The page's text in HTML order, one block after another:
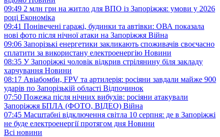
09:49 2 млн грн на житло для ВПО із Запоріжжя: умови у 2026
році Економіка
09:41 Понівечені гаражі, будинки та автівки: ОВА показала
нові фото після нічної атаки на Запоріжжя Війна
09:06 Запорізькі енергетики закликають споживачів своєчасно
сплатити за використану електроенергію Новини
08:35 У Запоріжжі чоловік відкрив стрілянину біля закладу
харчування Новини
08:17 Авіабомби, FPV та артилерія: росіяни завдали майже 900
ударів по Запорізькій області Відпочинок
07:50 Пожежа після нічних вибухів: росіяни атакували
Запоріжжя БПЛА (ФОТО, ВІДЕО) Війна
07:45 Масштабні відключення світла 10 серпня: де в Запоріжжі
не буде електроенергії протягом дня Новини
Всі новини